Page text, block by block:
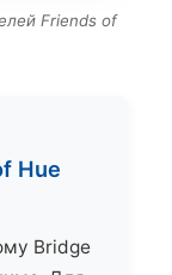
Friends of
Hue
Bridge